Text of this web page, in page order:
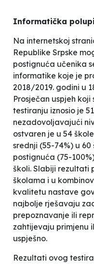
Informatička
Na internetskoj
Republike Srpske
postignuća učenika
informatike koje je
2018/2019. godini u
Prosječan uspjeh
testiranju iznosio je
nezadovoljavajući
ostvaren je u 54
srednji (55-74%) u
postignuća (75-
školi. Slabiji rezultati
školama i u
kvalitetu nastave
najbolje rješavaju
prepoznavanje ili
zahtijevaju primjenu
uspješno.
Rezultati ovog